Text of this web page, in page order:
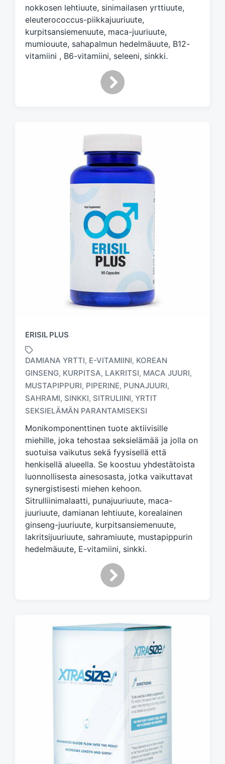
nokkosen lehtiuute, sinimailasen yrttiuute,
eleuterococcus-piikkajuuriuute,
kurpitsansiemenuute, maca-juuriuute,
mumiouute, sahapalmun hedelmäuute, B12-
vitamiini , B6-vitamiini, seleeni, sinkki.
ERISIL PLUS
T
a
g
e
d
w
i
h
DAMIANA YRTTI, E-VITAMIINI, KOREAN
GINSENG, KURPITSA, LAKRITSI, MACA JUURI,
MUSTAPIPPURI, PIPERINE, PUNAJUURI,
SAHRAMI, SINKKI, SITRULIINI, YRTIT
SEKSIELÄMÄN PARANTAMISEKSI
Monikomponenttinen tuote aktiivisille
miehille, joka tehostaa seksielämää ja jolla on
suotuisa vaikutus sekä fyysisellä että
henkisellä alueella. Se koostuu yhdestätoista
luonnollisesta ainesosasta, jotka vaikuttavat
synergistisesti miehen kehoon.
Sitrulliinimalaatti, punajuuriuute, maca-
juuriuute, damianan lehtiuute, korealainen
ginseng-juuriuute, kurpitsansiemenuute,
lakritsijuuriuute, sahramiuute, mustapippurin
hedelmäuute, E-vitamiini, sinkki.